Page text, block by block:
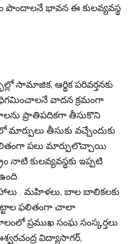
పొందాలనే భావన ఈ కులవ్యవస్థ
సామాజిక, ఆర్థిక పరివర్తనకు
వాదన క్రమంగా
ప్రాతిపదికగా తీసుకొని
తీసుకు వచ్చేందుకు
పలు మార్పులొచ్చాయి
నాటి కులవ్యవస్థకు ఇప్పటి
మహిళలు, బాల బాలికలకు
చట్టాల ఫలితంగా చాలా
ప్రముఖ సంఘ సంస్కర్తలు
విద్యాసాగర్,